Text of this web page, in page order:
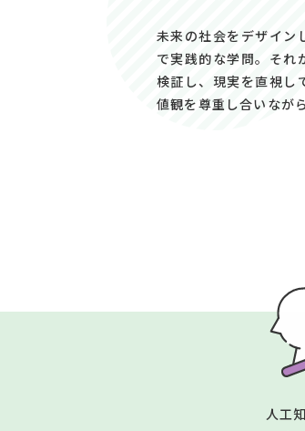
未来の社会をデザイン
で実践的な学問。それ
検証し、現実を直視し
値観を尊重し合いなが
人工